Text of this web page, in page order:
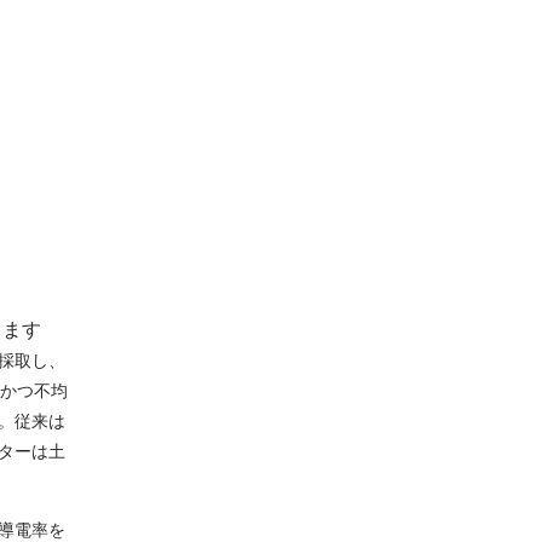
す
し、
つ不均
従来は
ーは土
電率を